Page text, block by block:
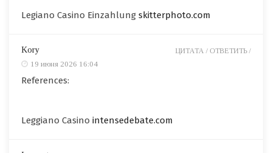
Legiano Casino Einzahlung skitterphoto.com
Kory
19 июня 2026 16:04
References:
Leggiano Casino intensedebate.com
ЦИТАТА / ОТВЕТИТЬ /